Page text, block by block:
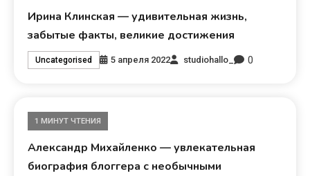
Ирина Клинская — удивительная жизнь,
забытые факты, великие достижения
Uncategorised 5 апреля 2022 studiohallo_ 0
1 МИНУТ ЧТЕНИЯ
Александр Михайленко — увлекательная
биография блоггера с необычными